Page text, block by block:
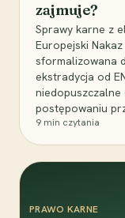
zajmuje?
Sprawy karne z
Europejski
sformalizowana
ekstradycja od
postępowaniu
9 min czytania
PRAWO KARNE